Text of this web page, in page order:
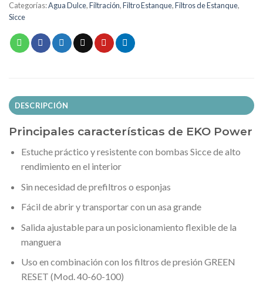
Categorías:Agua Dulce,Filtración,Filtro Estanque,Filtros de Estanque,
Sicce
DESCRIPCIÓN
Principales características de EKO Power
Estuche práctico y resistente con bombas Sicce de alto
rendimiento en el interior
Sin necesidad de prefiltros o esponjas
Fácil de abrir y transportar con un asa grande
Salida ajustable para un posicionamiento flexible de la
manguera
Uso en combinación con los filtros de presión GREEN
RESET (Mod. 40-60-100)